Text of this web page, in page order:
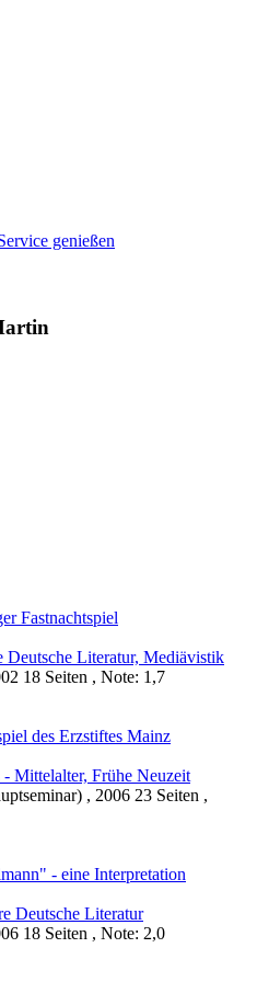
genießen
Fastnachtspiel
Deutsche Literatur, Mediävistik
18 Seiten , Note: 1,7
des Erzstiftes Mainz
- Mittelalter, Frühe Neuzeit
, 2006 23 Seiten ,
- eine Interpretation
Deutsche Literatur
18 Seiten , Note: 2,0